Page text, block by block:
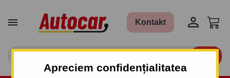
Apreciem confidențialitatea
 Kontakt 